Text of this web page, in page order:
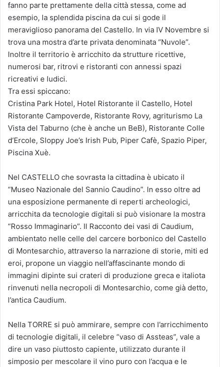
fanno parte prettamente della città stessa, come ad
esempio, la splendida piscina da cui si gode il
meraviglioso panorama del Castello. In via IV Novembre si
trova una mostra d’arte privata denominata “Nuvole”.
Inoltre il territorio è arricchito da strutture ricettive,
numerosi bar, ritrovi e ristoranti con annessi spazi
ricreativi e ludici.
Tra essi spiccano:
Cristina Park Hotel, Hotel Ristorante il Castello, Hotel
Ristorante Campoverde, Ristorante Rovy, agriturismo La
Vista del Taburno (che è anche un BeB), Ristorante Colle
d’Ercole, Sloppy Joe’s Irish Pub, Piper Cafè, Spazio Piper,
Piscina Xuè.
Nel CASTELLO che sovrasta la cittadina è ubicato il
“Museo Nazionale del Sannio Caudino”. In esso oltre ad
una esposizione permanente di reperti archeologici,
arricchita da tecnologie digitali si può visionare la mostra
“Rosso Immaginario”. Il Racconto dei vasi di Caudium,
ambientato nelle celle del carcere borbonico del Castello
di Montesarchio, attraverso la narrazione di storie, miti ed
eroi, propone un viaggio nell’affascinante mondo di
immagini dipinte sui crateri di produzione greca e italiota
rinvenuti nella necropoli di Montesarchio, come già detto,
l’antica Caudium.
Nella TORRE si può ammirare, sempre con l’arricchimento
di tecnologie digitali, il celebre “vaso di Assteas”, vale a
dire un vaso piuttosto capiente, utilizzato durante il
simposio per mescolare il vino puro con l’acqua e le